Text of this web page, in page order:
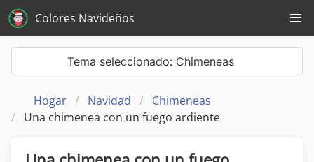
Colores Navideños
Hogar Navidad
Chimeneas
Una chimenea con un fuego ardiente
Tema seleccionado: Chimeneas